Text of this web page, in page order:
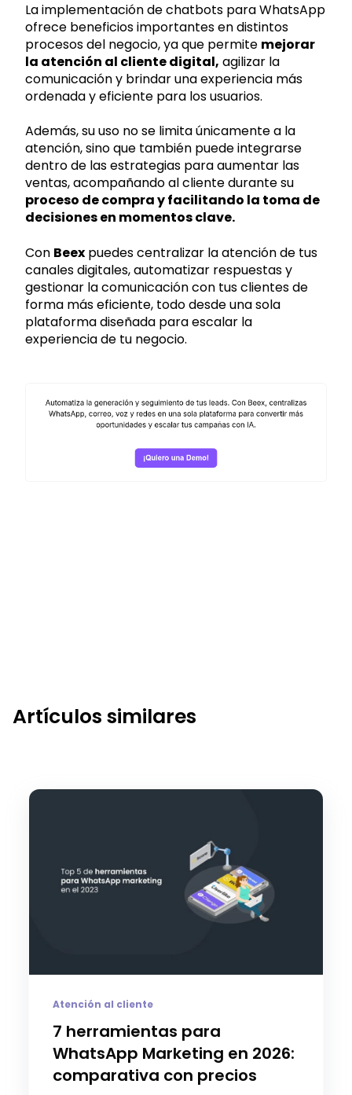
La implementación de chatbots para WhatsApp
ofrece beneficios importantes en distintos
procesos del negocio, ya que permite mejorar
la atención al cliente digital, agilizar la
comunicación y brindar una experiencia más
ordenada y eficiente para los usuarios.
Además, su uso no se limita únicamente a la
atención, sino que también puede integrarse
dentro de las estrategias para aumentar las
ventas, acompañando al cliente durante su
proceso de compra y facilitando la toma de
decisiones en momentos clave.
Con Beex puedes centralizar la atención de tus
canales digitales, automatizar respuestas y
gestionar la comunicación con tus clientes de
forma más eficiente, todo desde una sola
plataforma diseñada para escalar la
experiencia de tu negocio.
Artículos similares
Atención al cliente
7 herramientas para
WhatsApp Marketing en 2026:
comparativa con precios